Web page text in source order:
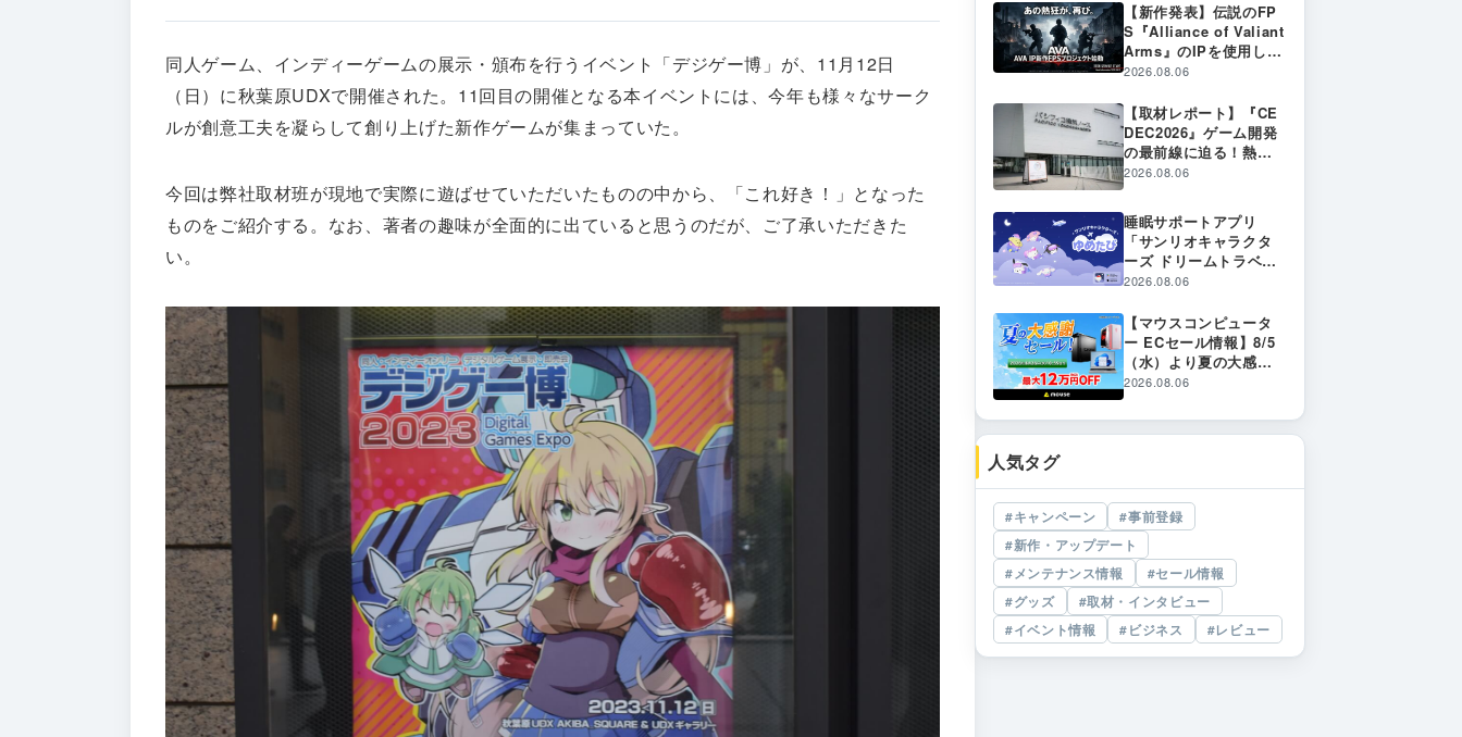
同人ゲーム、インディーゲームの展示・頒布を行うイベント「デジゲー博」が、11月12日
（日）に秋葉原UDXで開催された。11回目の開催となる本イベントには、今年も様々なサーク
ルが創意工夫を凝らして創り上げた新作ゲームが集まっていた。
今回は弊社取材班が現地で実際に遊ばせていただいたものの中から、「これ好き！」となった
ものをご紹介する。なお、著者の趣味が全面的に出ていると思うのだが、ご了承いただきた
い。
【新作発表】伝説のFP
S『Alliance of Valiant
Arms』のIPを使用した
新作プロジェクトが始
ス開始に向けて制作発
表 〜 あの熱狂が、再
び。FPSの「原体験」
への回帰を目指す新プ
2026.08.06
【取材レポート】『CE
DEC2026』ゲーム開発
の最前線に迫る！熱気
に包まれた会場の様子
ト
2026.08.06
睡眠サポートアプリ
「サンリオキャラクタ
ーズ ドリームトラベル
～ゆめたび～」をリリ
2026.08.06
【マウスコンピュータ
ー ECセール情報】8/5
（水）より夏の大感謝
セールを開始
2026.08.06
人気タグ
キャンペーン
事前登録
新作・アップデート
メンテナンス情報
セール情報
グッズ
取材・インタビュー
イベント情報
ビジネス レビュー